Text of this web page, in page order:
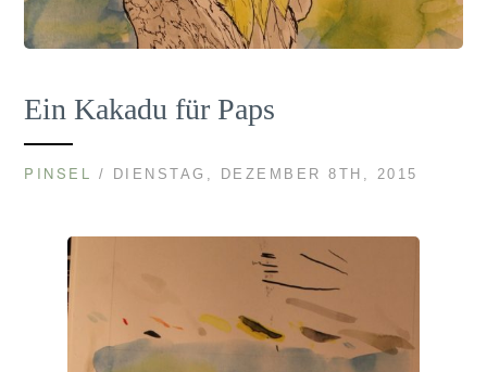
Ein Kakadu für Paps
PINSEL / DIENSTAG, DEZEMBER 8TH, 2015